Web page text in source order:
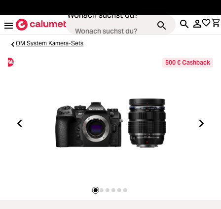
Wonach suchst du?
Objektive
Loading...
Video & Drohnen
OM System Kamera-Sets
% 500 € Cashback